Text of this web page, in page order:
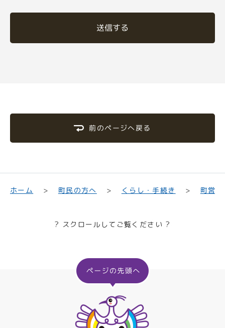
送信する
前のページへ戻る
ホーム 町民の方へ くらし・手続き 町営
? スクロールしてご覧ください ?